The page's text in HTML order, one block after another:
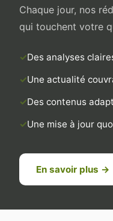
Chaque jour, nos
qui touchent votre
Des analyses
Une actualité
Des contenus
Une mise à jour
En savoir plus →